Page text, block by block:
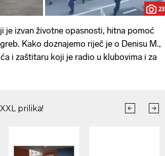
23
je izvan životne opasnosti, hitna pomoć
Kako doznajemo riječ je o Denisu M.,
i zaštitaru koji je radio u klubovima i za